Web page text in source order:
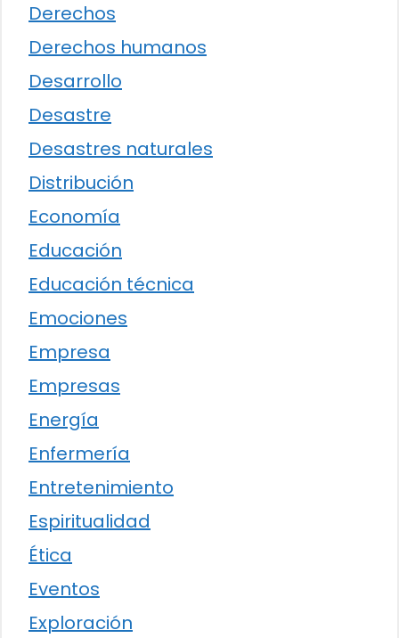
Derechos
Derechos humanos
Desarrollo
Desastre
Desastres naturales
Distribución
Economía
Educación
Educación técnica
Emociones
Empresa
Empresas
Energía
Enfermería
Entretenimiento
Espiritualidad
Ética
Eventos
Exploración